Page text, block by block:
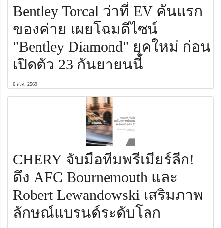
Bentley Torcal ว่าที่ EV คันแรก
ของค่าย เผยโฉมดีไซน์
"Bentley Diamond" ยุคใหม่ ก่อน
เปิดตัว 23 กันยายนนี้
6 ส.ค. 2569
CHERY จับมือทีมพรีเมียร์ลีก!
ดึง AFC Bournemouth และ
Robert Lewandowski เสริมภาพ
ลักษณ์แบรนด์ระดับโลก